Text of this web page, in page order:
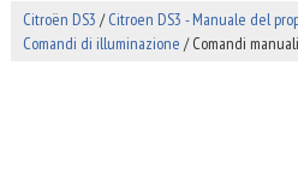
Citroën DS3 /Citroen DS3 - Manuale del
Comandi di illuminazione / Comandi manuali